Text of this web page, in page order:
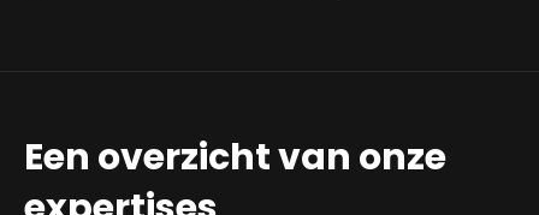
Een overzicht van onze